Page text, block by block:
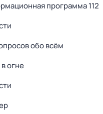
программа 112
обо всём
огне